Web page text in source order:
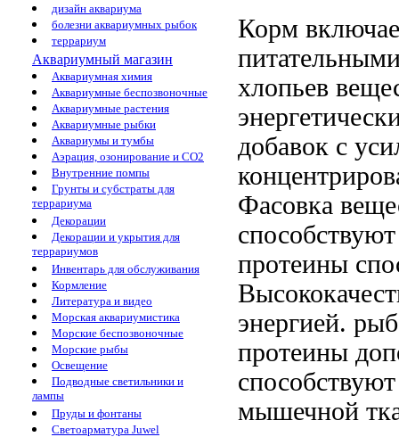
дизайн аквариума
болезни аквариумных рыбок
террариум
Аквариумный магазин
Аквариумная химия
Аквариумные беспозвоночные
Аквариумные растения
Аквариумные рыбки
Аквариумы и тумбы
Аэрация, озонирование и CO2
Внутренние помпы
Грунты и субстраты для
террариума
Декорации
Декорации и укрытия для
террариумов
Инвентарь для обслуживания
Кормление
Литература и видео
Морская аквариумистика
Морские беспозвоночные
Морские рыбы
Освещение
Подводные светильники и
лампы
Пруды и фонтаны
Светоарматура Juwel
Корм
хлопьев
добавок с
Фасовка
протеины
энергией.
протеины
мышечной